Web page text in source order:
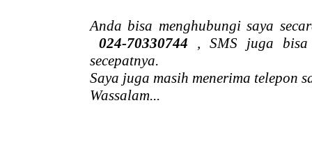
Anda bisa menghubungi saya
024-70330744 , SMS juga
secepatnya.
Saya juga masih menerima telepon
Wassalam...